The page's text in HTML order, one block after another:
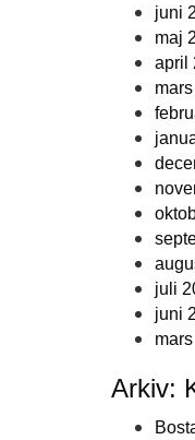
juni
maj
april
juli
juni
Arkiv: